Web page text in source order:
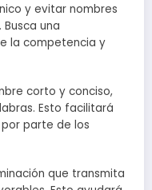
y evitar nombres
una
la competencia y
corto y conciso,
Esto facilitará
parte de los
que transmita